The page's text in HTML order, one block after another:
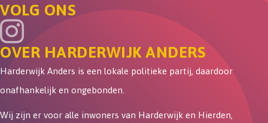
VOLG ONS
OVER HARDERWIJK ANDERS
Harderwijk Anders is een lokale politieke partij, daardoor
onafhankelijk en ongebonden.
Wij zijn er voor alle inwoners van Harderwijk en Hierden,